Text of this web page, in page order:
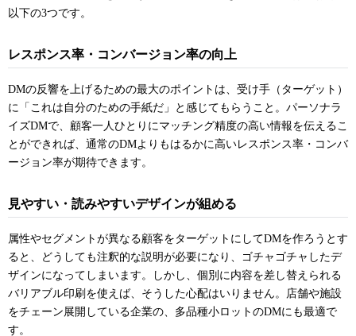
以下の3つです。
レスポンス率・コンバージョン率の向上
DMの反響を上げるための最大のポイントは、受け手（ターゲット）
に「これは自分のための手紙だ」と感じてもらうこと。パーソナラ
イズDMで、顧客一人ひとりにマッチング精度の高い情報を伝えるこ
とができれば、通常のDMよりもはるかに高いレスポンス率・コンバ
ージョン率が期待できます。
見やすい・読みやすいデザインが組める
属性やセグメントが異なる顧客をターゲットにしてDMを作ろうとす
ると、どうしても注釈的な説明が必要になり、ゴチャゴチャしたデ
ザインになってしまいます。しかし、個別に内容を差し替えられる
バリアブル印刷を使えば、そうした心配はいりません。店舗や施設
をチェーン展開している企業の、多品種小ロットのDMにも最適で
す。